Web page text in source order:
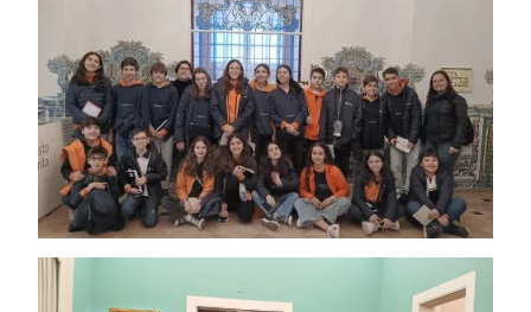
O Colégio
Oferta Formativa
Ensino Profissional